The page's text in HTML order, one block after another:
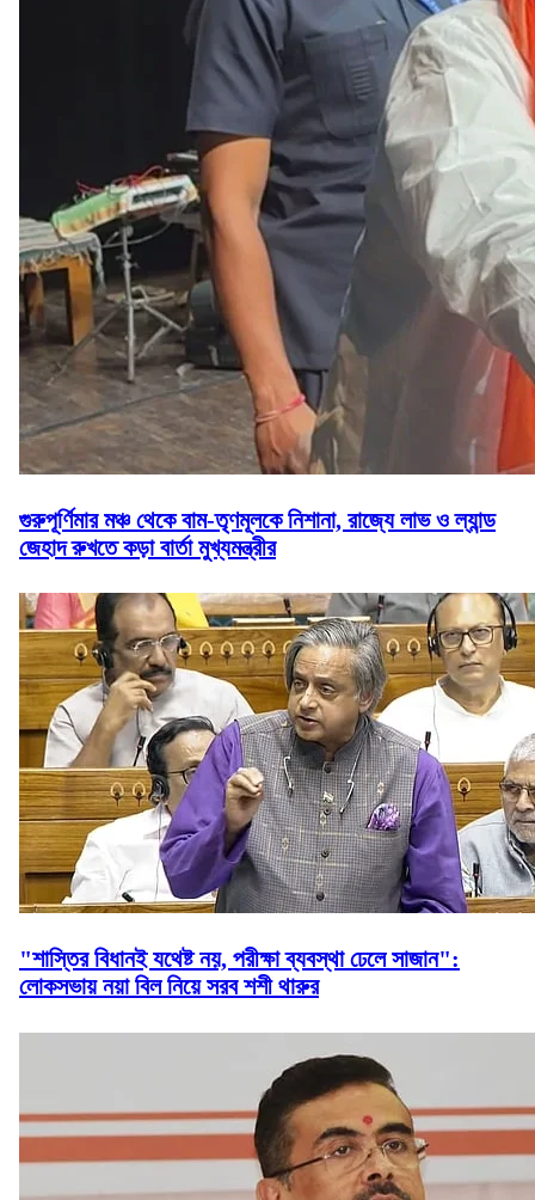
গুরুপূর্ণিমার মঞ্চ থেকে বাম-তৃণমূলকে নিশানা, রাজ্যে লাভ ও ল্যান্ড
জেহাদ রুখতে কড়া বার্তা মুখ্যমন্ত্রীর
"শাস্তির বিধানই যথেষ্ট নয়, পরীক্ষা ব্যবস্থা ঢেলে সাজান":
লোকসভায় নয়া বিল নিয়ে সরব শশী থারুর